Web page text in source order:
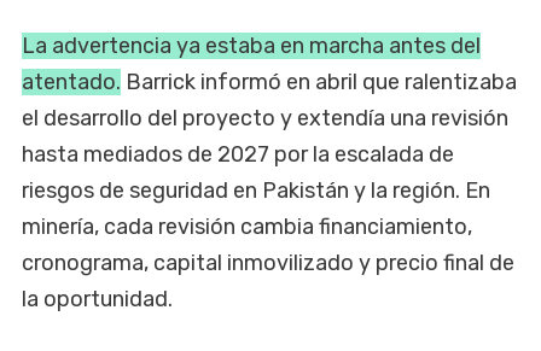
La advertencia ya estaba en marcha antes del
atentado. Barrick informó en abril que ralentizaba
el desarrollo del proyecto y extendía una revisión
hasta mediados de 2027 por la escalada de
riesgos de seguridad en Pakistán y la región. En
minería, cada revisión cambia financiamiento,
cronograma, capital inmovilizado y precio final de
la oportunidad.